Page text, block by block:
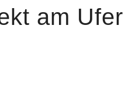
am Ufer